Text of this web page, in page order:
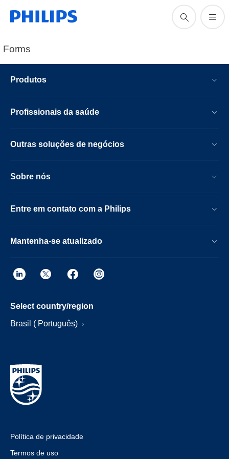
Forms
Produtos
Profissionais da saúde
Outras soluções de negócios
Sobre nós
Entre em contato com a Philips
Mantenha-se atualizado
Select country/region
Brasil ( Português)
Política de privacidade
Termos de uso